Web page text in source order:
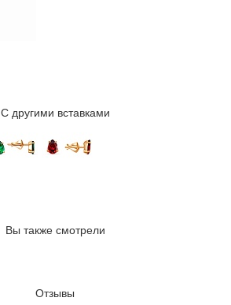
С другими вставками
Вы также смотрели
Отзывы